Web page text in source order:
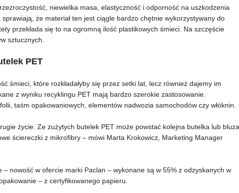
niewielka masa, elastyczność i odporność na uszkodzenia
że materiał ten jest ciągle bardzo chętnie wykorzystywany do
przekłada się to na ogromną ilość plastikowych śmieci. Na szczęście
sztucznych.
PET
śmieci, które rozkładałyby się przez setki lat, lecz również dajemy im
z wyniku recyklingu PET mają bardzo szerokie zastosowanie.
taśm opakowaniowych, elementów nadwozia samochodów czy włóknin.
życie. Ze zużytych butelek PET może powstać kolejna butelka lub bluza
ściereczki z mikrofibry – mówi Marta Krokowicz, Marketing Manager
nowość w ofercie marki Paclan – wykonane są w 55% z odzyskanych w
– z certyfikowanego papieru.